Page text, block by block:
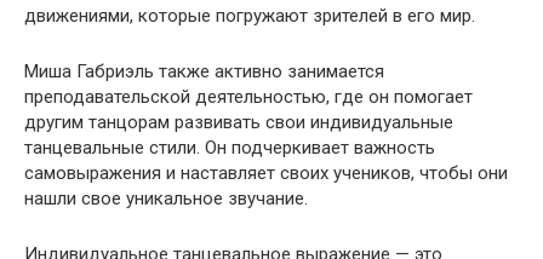
движениями, которые погружают зрителей в его мир.
Миша Габриэль также активно занимается
преподавательской деятельностью, где он помогает
другим танцорам развивать свои индивидуальные
танцевальные стили. Он подчеркивает важность
самовыражения и наставляет своих учеников, чтобы они
нашли свое уникальное звучание.
Индивидуальное танцевальное выражение — это